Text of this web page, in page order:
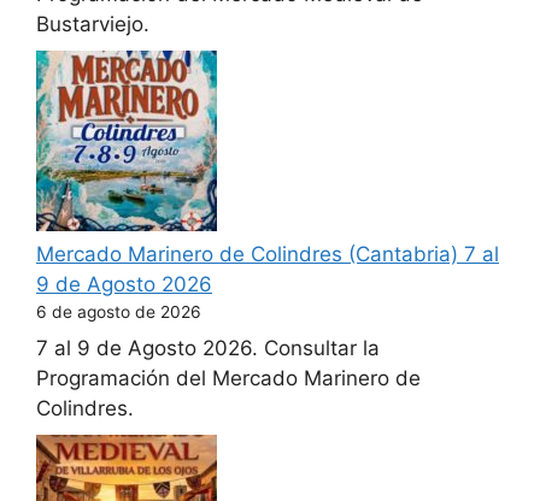
Bustarviejo.
Mercado Marinero de Colindres (Cantabria) 7 al
9 de Agosto 2026
6 de agosto de 2026
7 al 9 de Agosto 2026. Consultar la
Programación del Mercado Marinero de
Colindres.